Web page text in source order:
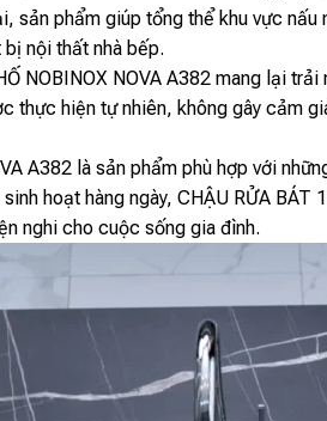
phẩm giúp tổng thể khu vực
nội thất nhà bếp.
NOBINOX NOVA A382 mang lại
thực hiện tự nhiên, không gây cảm
A382 là sản phẩm phù hợp với
hoạt hàng ngày, CHẬU RỬA BÁT
nghi cho cuộc sống gia đình.